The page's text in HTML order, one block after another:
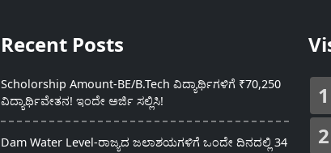
Recent Posts
Scholorship Amount-BE/B.Tech ವಿದ್ಯಾರ್ಥಿಗಳಿಗೆ ₹70,250
ವಿದ್ಯಾರ್ಥಿವೇತನ! ಇಂದೇ ಅರ್ಜಿ ಸಲ್ಲಿಸಿ!
Dam Water Level-ರಾಜ್ಯದ ಜಲಾಶಯಗಳಿಗೆ ಒಂದೇ ದಿನದಲ್ಲಿ 34
1
2